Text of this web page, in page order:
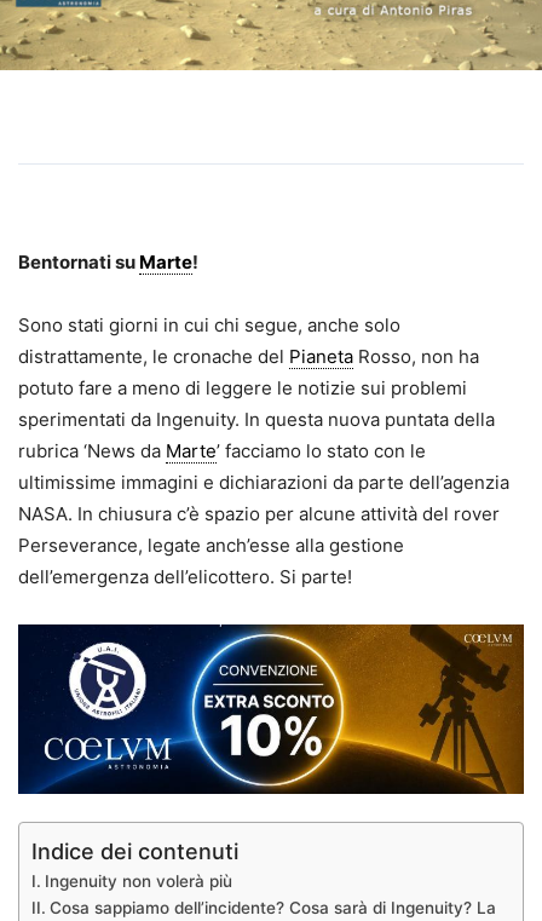
Bentornati su Marte!
Sono stati giorni in cui chi segue, anche solo
distrattamente, le cronache del Pianeta Rosso, non ha
potuto fare a meno di leggere le notizie sui problemi
sperimentati da Ingenuity. In questa nuova puntata della
rubrica ‘News da Marte’ facciamo lo stato con le
ultimissime immagini e dichiarazioni da parte dell’agenzia
NASA. In chiusura c’è spazio per alcune attività del rover
Perseverance, legate anch’esse alla gestione
dell’emergenza dell’elicottero. Si parte!
Indice dei contenuti
Ingenuity non volerà più
Cosa sappiamo dell’incidente? Cosa sarà di Ingenuity? La